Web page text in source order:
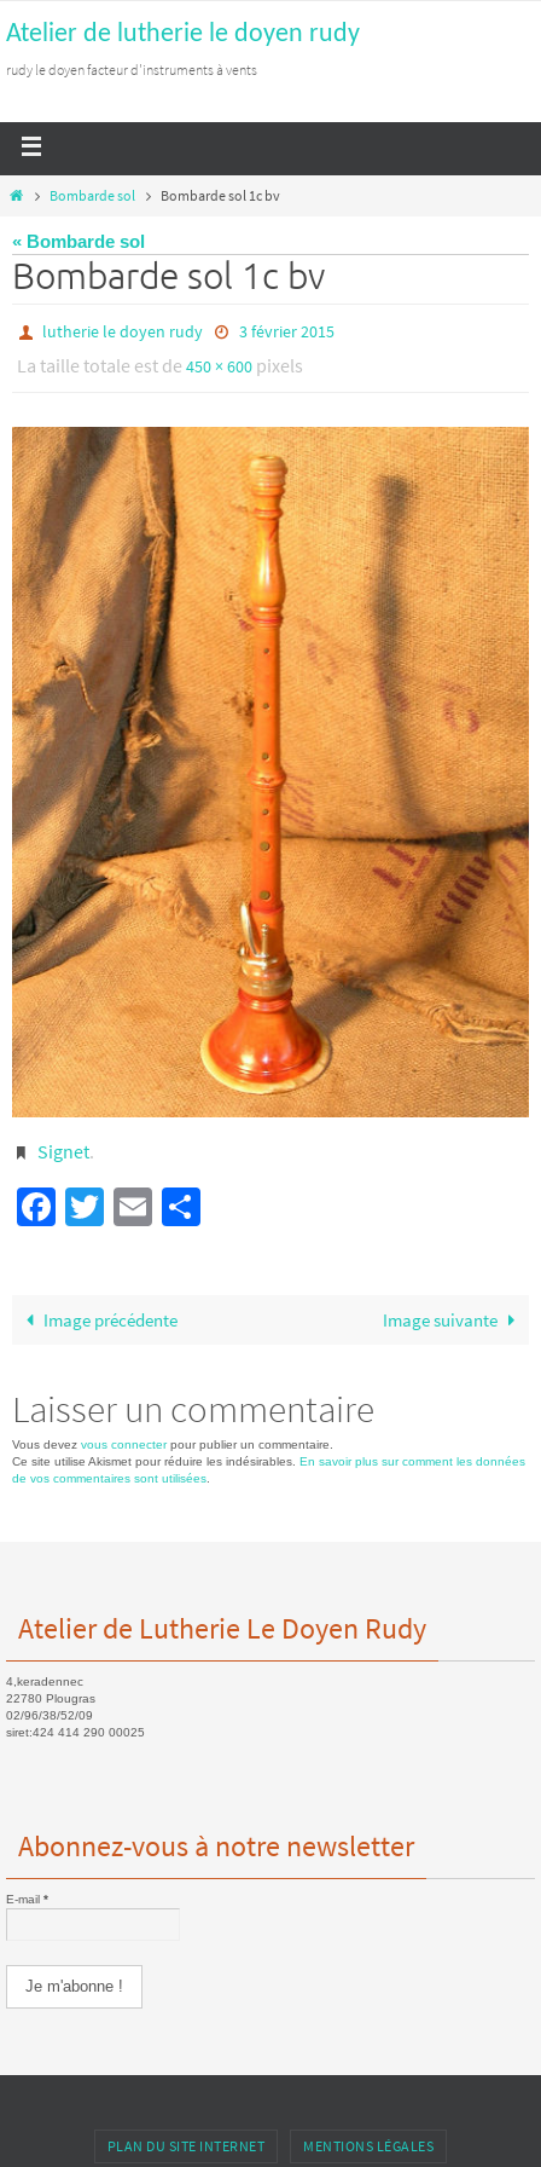
Atelier de lutherie le doyen rudy
rudy le doyen facteur d'instruments à vents
Bombarde sol Bombarde sol 1c bv
« Bombarde sol
Bombarde sol 1c bv
lutherie le doyen rudy 3 février 2015
La taille totale est de 450 × 600 pixels
Signet.
Facebook
Twitter
Email
Image précédente Image suivante
Laisser un commentaire
Vous devez vous connecterpour publier un commentaire.
Ce site utilise Akismet pour réduire les indésirables. En savoir plus sur comment les données
de vos commentaires sont utilisées
Atelier de Lutherie Le Doyen Rudy
4,keradennec
22780 Plougras
02/96/38/52/09
siret:424 414 290 00025
Abonnez-vous à notre newsletter
E-mail *
PLAN DU SITE INTERNET MENTIONS LÉGALES